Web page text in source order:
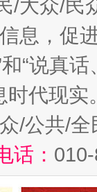
/大众/民
息，促
“说真
时代现实
/公共/
话：